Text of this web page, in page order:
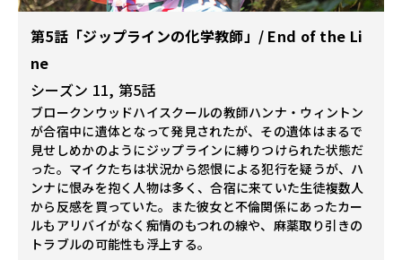
第5話「ジップラインの化学教師」/ End of the Li
ne
シーズン 11, 第5話
ブロークンウッドハイスクールの教師ハンナ・ウィントン
が合宿中に遺体となって発見されたが、その遺体はまるで
見せしめかのようにジップラインに縛りつけられた状態だ
った。マイクたちは状況から怨恨による犯行を疑うが、ハ
ンナに恨みを抱く人物は多く、合宿に来ていた生徒複数人
から反感を買っていた。また彼女と不倫関係にあったカー
ルもアリバイがなく痴情のもつれの線や、麻薬取り引きの
トラブルの可能性も浮上する。